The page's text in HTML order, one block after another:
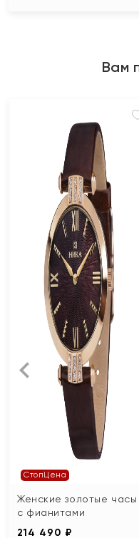
Вам
СтопЦена
Женские золотые часы
с фианитами
214 490 ₽